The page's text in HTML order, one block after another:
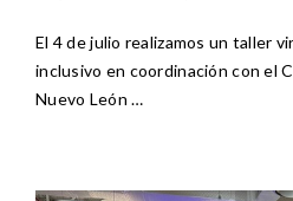
El 4 de julio realizamos un taller
inclusivo en coordinación con el
Nuevo León …